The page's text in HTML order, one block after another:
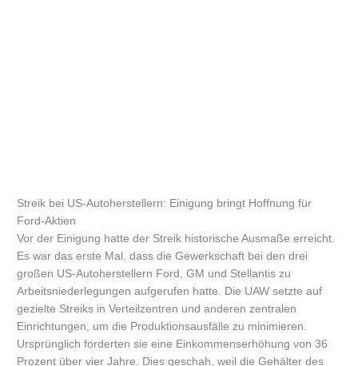
Streik bei US-Autoherstellern: Einigung bringt Hoffnung für
Ford-Aktien
Vor der Einigung hatte der Streik historische Ausmaße erreicht.
Es war das erste Mal, dass die Gewerkschaft bei den drei
großen US-Autoherstellern Ford, GM und Stellantis zu
Arbeitsniederlegungen aufgerufen hatte. Die UAW setzte auf
gezielte Streiks in Verteilzentren und anderen zentralen
Einrichtungen, um die Produktionsausfälle zu minimieren.
Ursprünglich forderten sie eine Einkommenserhöhung von 36
Prozent über vier Jahre. Dies geschah, weil die Gehälter des